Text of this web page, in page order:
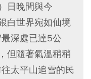
日晚間與今
白世界宛如仙境
深處已達5公
但隨著氣溫稍稍
太平山追雪的民